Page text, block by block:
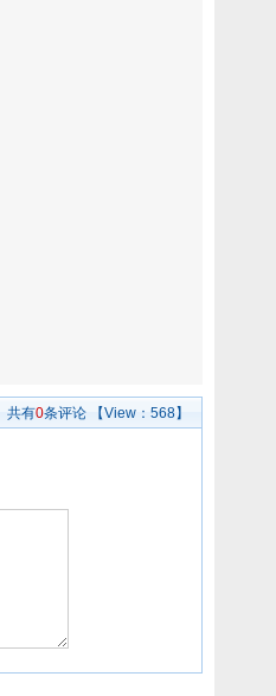
共有0条评论 【View： 568】